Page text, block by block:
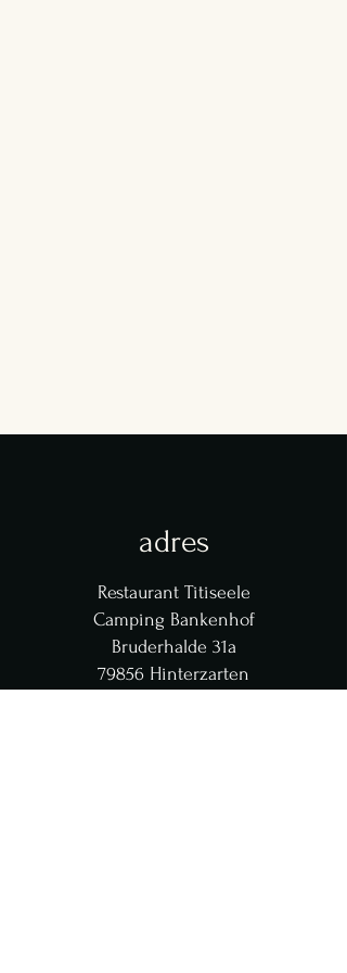
adres
Restaurant Titiseele
Camping Bankenhof
Bruderhalde 31a
79856 Hinterzarten